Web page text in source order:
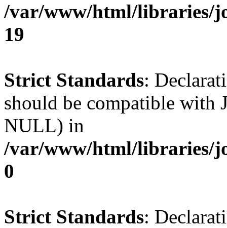
/var/www/html/libraries/
19
Strict Standards:
should be compatible with
NULL) in
/var/www/html/libraries/
0
Strict Standards: